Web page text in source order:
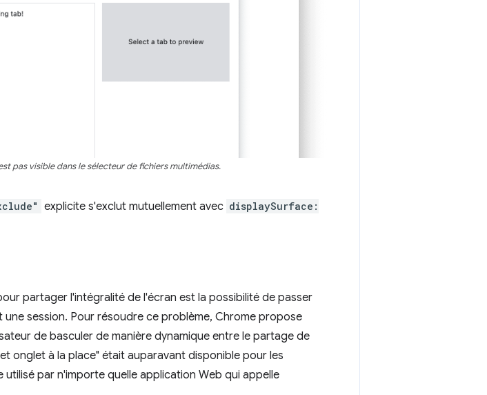
pas visible dans le sélecteur de fichiers multimédias.
explicite s'exclut mutuellement avec displaySurface:
partager l'intégralité de l'écran est la possibilité de passer
session. Pour résoudre ce problème, Chrome propose
de basculer de manière dynamique entre le partage de
onglet à la place" était auparavant disponible pour les
par n'importe quelle application Web qui appelle